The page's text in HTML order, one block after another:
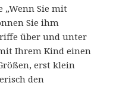
„Wenn Sie mit
Sie ihm
über und unter
Ihrem Kind einen
erst klein
den